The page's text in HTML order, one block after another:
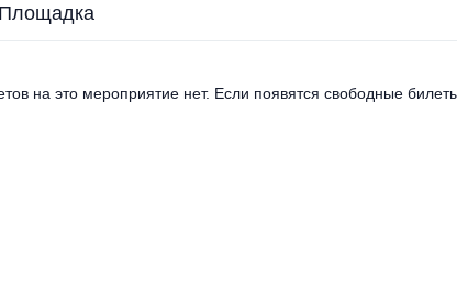
Площадка
на это мероприятие нет. Если появятся свободные